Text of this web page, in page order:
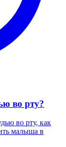
во рту?
во рту, как
малыша в